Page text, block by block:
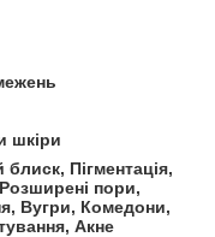
шкіри
Пігментація,
пори,
Вугри, Комедони,
Акне